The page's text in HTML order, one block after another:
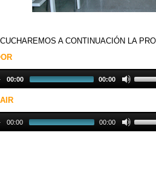
A CONTINUACIÓN LA
00:00 00:00
00:00 00:00